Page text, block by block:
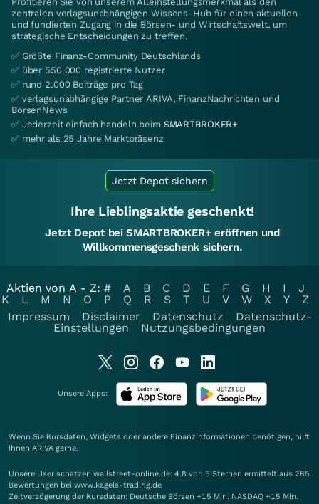
zentralen verlagsunabhängigen Wissens-Hub für einen aktuellen
und fundierten Zugang in die Börsen- und Wirtschaftswelt, um
strategische Entscheidungen zu treffen.
✅ Größte Finanz-Community Deutschlands
✅ über 550.000 registrierte Nutzer
✅ rund 2.000 Beiträge pro Tag
✅ verlagsunabhängige Partner ARIVA, FinanzNachrichten und
BörsenNews
✅ Jederzeit einfach handeln beim SMARTBROKER+
✅ mehr als 25 Jahre Marktpräsenz
Jetzt Depot sichern
Ihre Lieblingsaktie geschenkt!
Jetzt Depot bei SMARTBROKER+ eröffnen und
Willkommensgeschenk sichern.
Aktien von A - Z: # A B C D E F G H I
J
K
L M N O P Q R S T U V W X Y
Z
Impressum
Disclaimer Datenschutz
Datenschutz-
Einstellungen
Nutzungsbedingungen
Unsere Apps:
Wenn Sie Kursdaten, Widgets oder andere Finanzinformationen benötigen, hilft
Ihnen ARIVA gerne.
Unsere User schätzen wallstreet-online.de: 4.8 von 5 Sternen ermittelt aus 285
Bewertungen bei www.kagels-trading.de
Zeitverzögerung der Kursdaten: Deutsche Börsen +15 Min. NASDAQ +15 Min.